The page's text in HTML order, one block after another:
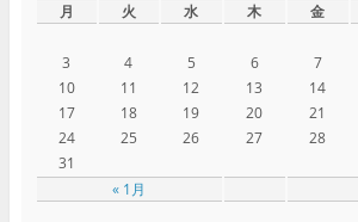
月 火 水 木 金
« 1月
3
4 5 6 7
10
11 12 13 14
17
18 19 20 21
24
25 26 27 28
31